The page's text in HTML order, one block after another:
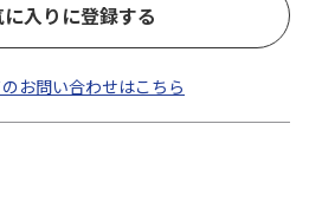
入りに登録する
お問い合わせはこちら